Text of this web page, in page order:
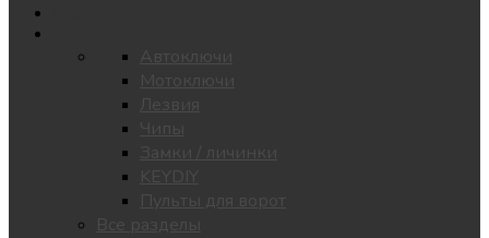
Автоключи
Мотоключи
Лезвия
Замки / личинки
KEYDIY
Пульты для ворот
Все разделы